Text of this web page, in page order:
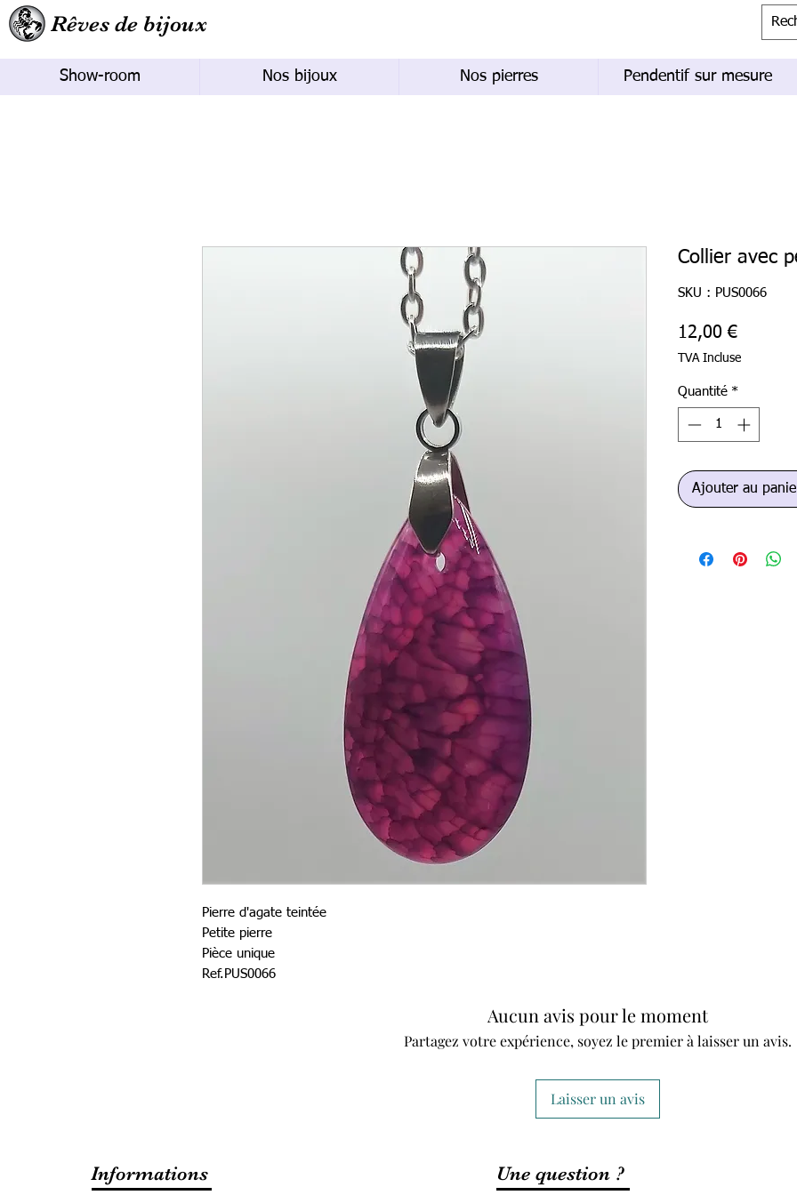
Rêves de bijoux
Show-room Nos bijoux Nos pierres Pendentif sur mesure
Pierre d'agate teintée
Petite pierre
Pièce unique
Ref.PUS0066
Collier avec
SKU : PUS0066
12,00 €Prix
TVA Incluse
Quantité *
Ajouter au
Aucun avis pour le moment
Partagez votre expérience, soyez le premier à laisser un avis.
Laisser un avis
Informations Une question ?